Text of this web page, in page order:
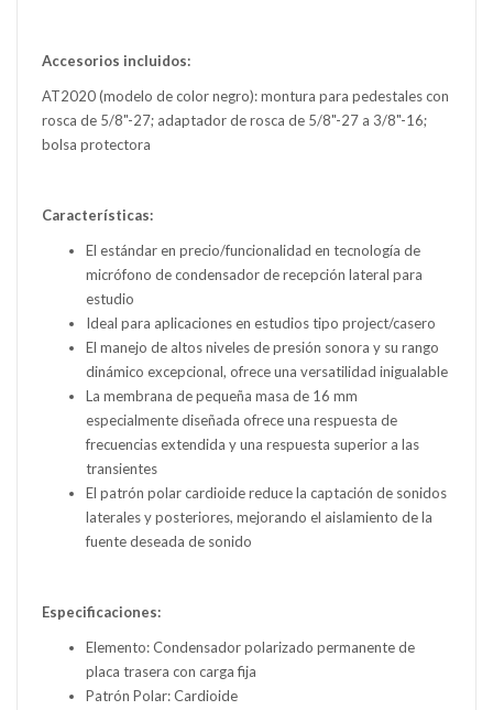
Accesorios incluidos:
AT2020 (modelo de color negro): montura para pedestales con
rosca de 5/8"-27; adaptador de rosca de 5/8"-27 a 3/8"-16;
bolsa protectora
Características:
El estándar en precio/funcionalidad en tecnología de
micrófono de condensador de recepción lateral para
estudio
Ideal para aplicaciones en estudios tipo project/casero
El manejo de altos niveles de presión sonora y su rango
dinámico excepcional, ofrece una versatilidad inigualable
La membrana de pequeña masa de 16 mm
especialmente diseñada ofrece una respuesta de
frecuencias extendida y una respuesta superior a las
transientes
El patrón polar cardioide reduce la captación de sonidos
laterales y posteriores, mejorando el aislamiento de la
fuente deseada de sonido
Especificaciones:
Elemento: Condensador polarizado permanente de
placa trasera con carga fija
Patrón Polar: Cardioide